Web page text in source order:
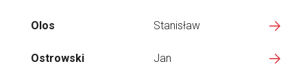
Olos Stanisław
Ostrowski Jan